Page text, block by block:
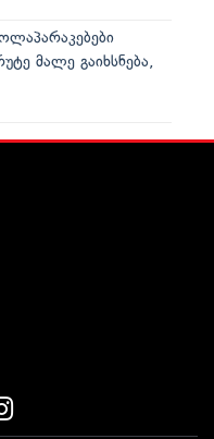
მალე გაიხსნება,